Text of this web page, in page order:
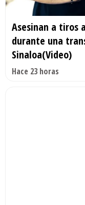
Asesinan a tiros
durante una
Sinaloa(Video)
Hace 23 horas